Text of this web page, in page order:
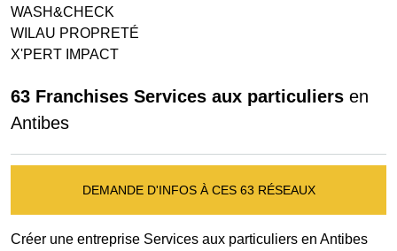
WASH&CHECK
WILAU PROPRETÉ
X'PERT IMPACT
63 Franchises Services aux particuliers en
Antibes
DEMANDE D'INFOS À CES 63 RÉSEAUX
Créer une entreprise Services aux particuliers en Antibes